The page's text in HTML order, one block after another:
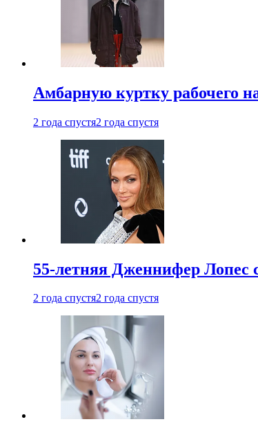
Амбарную куртку рабочего
2 года спустя2 года спустя
55-летняя Дженнифер Лопес
2 года спустя2 года спустя